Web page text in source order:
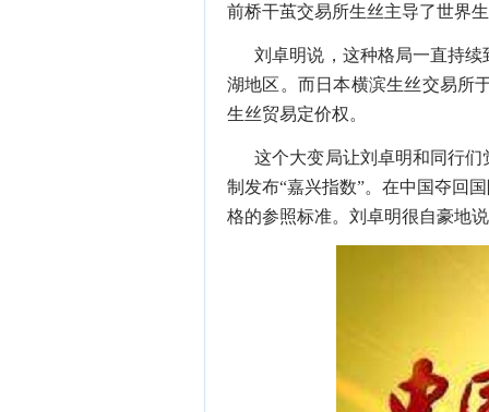
前桥干茧交易所生丝主导了世界
刘卓明说，这种格局一直持续
湖地区。而日本横滨生丝交易所
生丝贸易定价权。
这个大变局让刘卓明和同行
制发布“嘉兴指数”。在中国夺回
格的参照标准。刘卓明很自豪地